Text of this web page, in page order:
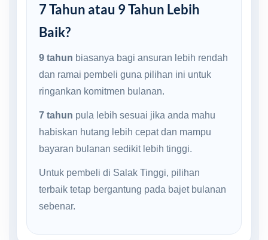
7 Tahun atau 9 Tahun Lebih
Baik?
9 tahun biasanya bagi ansuran lebih rendah
dan ramai pembeli guna pilihan ini untuk
ringankan komitmen bulanan.
7 tahun pula lebih sesuai jika anda mahu
habiskan hutang lebih cepat dan mampu
bayaran bulanan sedikit lebih tinggi.
Untuk pembeli di Salak Tinggi, pilihan
terbaik tetap bergantung pada bajet bulanan
sebenar.